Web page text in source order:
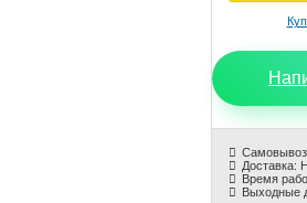
Доставка:
Время
Выходные